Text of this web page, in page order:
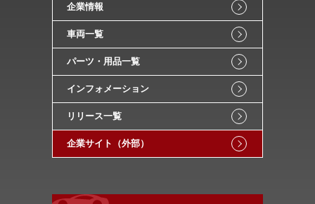
企業情報
車両一覧
パーツ・用品一覧
インフォメーション
リリース一覧
企業サイト（外部）